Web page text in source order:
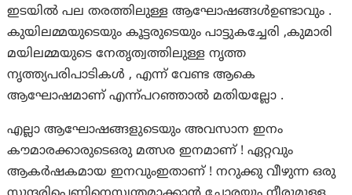
ഇടയിൽ പല തരത്തിലുള്ള ആഘോഷങ്ങൾഉണ്ടാവും .
കുയിലമ്മയുടെയും കൂട്ടരുടെയും പാട്ടുകച്ചേരി ,കുമാരി
മയിലമ്മയുടെ നേതൃത്വത്തിലുള്ള നൃത്ത
നൃത്ത്യപരിപാടികൾ , എന്ന് വേണ്ട ആകെ
ആഘോഷമാണ് എന്ന്പറഞ്ഞാൽ മതിയല്ലോ .
എല്ലാ ആഘോഷങ്ങളുടെയും അവസാന ഇനം
കൗമാരക്കാരുടെഒരു മത്സര ഇനമാണ് ! ഏറ്റവും
ആകർഷകമായ ഇനവുംഇതാണ് ! നറുക്കു വീഴുന്ന ഒരു